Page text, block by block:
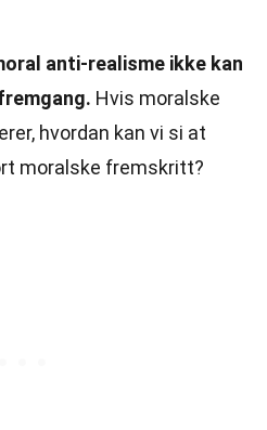
anti-realisme ikke kan
Hvis moralske
hvordan kan vi si at
moralske fremskritt?